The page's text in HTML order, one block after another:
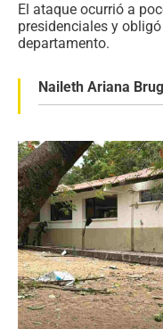
El ataque ocurrió a
presidenciales y
departamento.
Naileth Ariana